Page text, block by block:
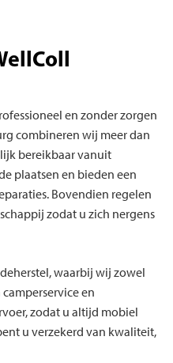
en zonder zorgen
combineren wij meer dan
bereikbaar vanuit
plaatsen en bieden een
Bovendien regelen
zodat u zich nergens
waarbij wij zowel
en
zodat u altijd mobiel
u verzekerd van kwaliteit,